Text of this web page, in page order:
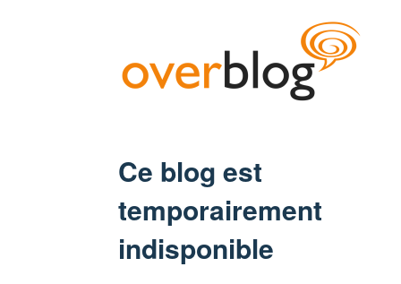
Ce blog est
temporairement
indisponible